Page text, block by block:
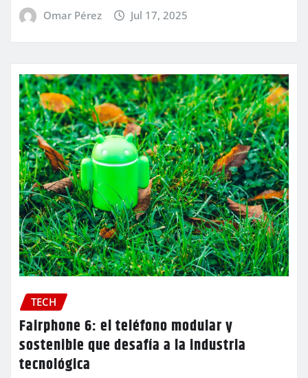
Omar Pérez Jul 17, 2025
TECH
Fairphone 6: el teléfono modular y
sostenible que desafía a la industria
tecnológica